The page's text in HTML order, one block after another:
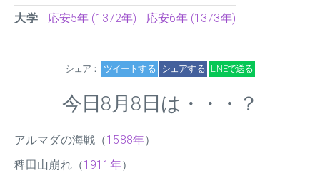
大学
応安5年 (1372年) 応安6年 (1373年)
シェア： ツイートする シェアする LINEで送る
今日8月8日は・・・？
アルマダの海戦（1588年）
稗田山崩れ（1911年）